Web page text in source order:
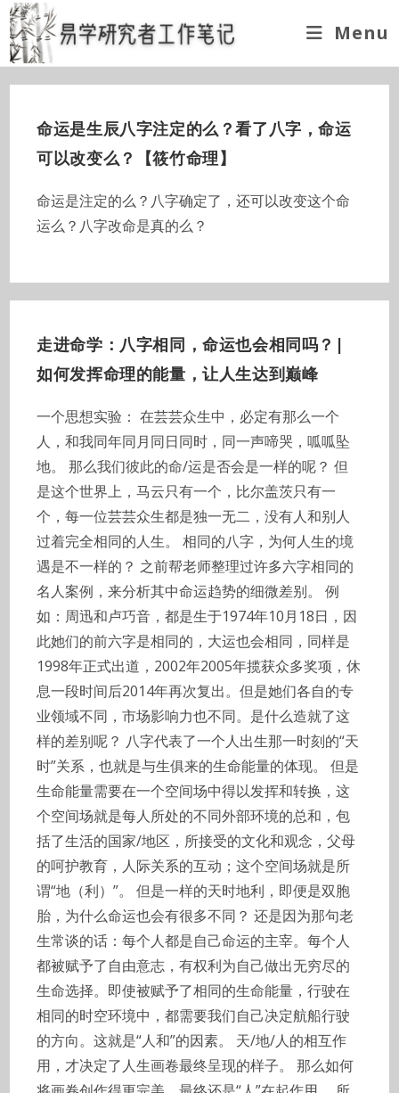
Skip
to
content
Menu
命运是生辰八字注定的么？看了八字，命运
可以改变么？【筱竹命理】
命运是注定的么？八字确定了，还可以改变这个命
运么？八字改命是真的么？
走进命学：八字相同，命运也会相同吗？|
如何发挥命理的能量，让人生达到巅峰
一个思想实验： 在芸芸众生中，必定有那么一个
人，和我同年同月同日同时，同一声啼哭，呱呱坠
地。 那么我们彼此的命/运是否会是一样的呢？ 但
是这个世界上，马云只有一个，比尔盖茨只有一
个，每一位芸芸众生都是独一无二，没有人和别人
过着完全相同的人生。 相同的八字，为何人生的境
遇是不一样的？ 之前帮老师整理过许多六字相同的
名人案例，来分析其中命运趋势的细微差别。 例
如：周迅和卢巧音，都是生于1974年10月18日，因
此她们的前六字是相同的，大运也会相同，同样是
1998年正式出道，2002年2005年揽获众多奖项，休
息一段时间后2014年再次复出。但是她们各自的专
业领域不同，市场影响力也不同。是什么造就了这
样的差别呢？ 八字代表了一个人出生那一时刻的“天
时”关系，也就是与生俱来的生命能量的体现。 但是
生命能量需要在一个空间场中得以发挥和转换，这
个空间场就是每人所处的不同外部环境的总和，包
括了生活的国家/地区，所接受的文化和观念，父母
的呵护教育，人际关系的互动；这个空间场就是所
谓“地（利）”。 但是一样的天时地利，即便是双胞
胎，为什么命运也会有很多不同？ 还是因为那句老
生常谈的话：每个人都是自己命运的主宰。每个人
都被赋予了自由意志，有权利为自己做出无穷尽的
生命选择。即使被赋予了相同的生命能量，行驶在
相同的时空环境中，都需要我们自己决定航船行驶
的方向。这就是“人和”的因素。 天/地/人的相互作
用，才决定了人生画卷最终呈现的样子。 那么如何